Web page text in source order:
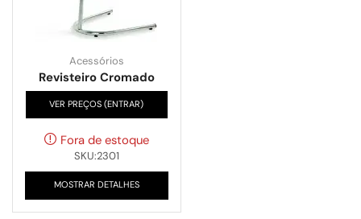
Acessórios
Revisteiro Cromado
VER PREÇOS (ENTRAR)
Fora de estoque
SKU:2301
MOSTRAR DETALHES